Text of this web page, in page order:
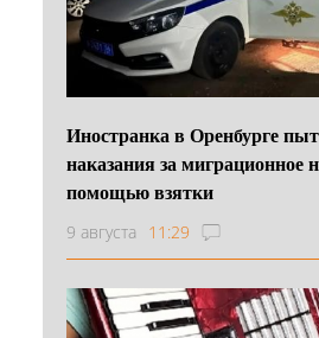
Иностранка в Оренбурге
наказания за миграционное
помощью взятки
9 августа 11:29